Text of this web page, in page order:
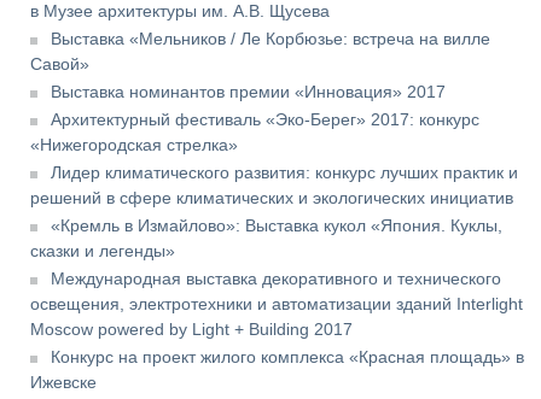
в Музее архитектуры им. А.В. Щусева
Выставка «Мельников / Ле Корбюзье: встреча на вилле
Савой»
Выставка номинантов премии «Инновация» 2017
Архитектурный фестиваль «Эко-Берег» 2017: конкурс
«Нижегородская стрелка»
Лидер климатического развития: конкурс лучших практик и
решений в сфере климатических и экологических инициатив
«Кремль в Измайлово»: Выставка кукол «Япония. Куклы,
сказки и легенды»
Международная выставка декоративного и технического
освещения, электротехники и автоматизации зданий Interlight
Moscow powered by Light + Building 2017
Конкурс на проект жилого комплекса «Красная площадь» в
Ижевске